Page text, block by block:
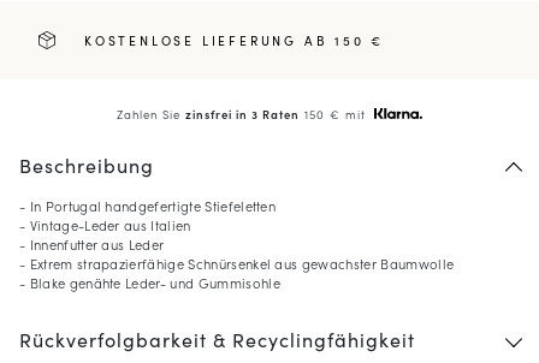
KOSTENLOSE LIEFERUNG AB 150 €
Zahlen Siezinsfrei in 3 Raten 150 € mit
Beschreibung
- In Portugal handgefertigte Stiefeletten
- Vintage-Leder aus Italien
- Innenfutter aus Leder
- Extrem strapazierfähige Schnürsenkel aus gewachster Baumwolle
- Blake genähte Leder- und Gummisohle
Rückverfolgbarkeit & Recyclingfähigkeit